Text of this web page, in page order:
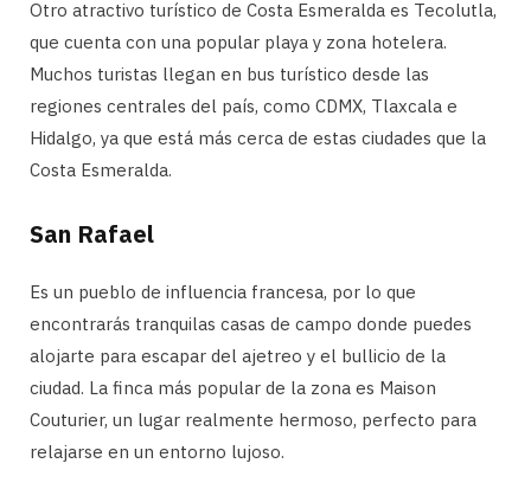
Otro atractivo turístico de Costa Esmeralda es Tecolutla,
que cuenta con una popular playa y zona hotelera.
Muchos turistas llegan en bus turístico desde las
regiones centrales del país, como CDMX, Tlaxcala e
Hidalgo, ya que está más cerca de estas ciudades que la
Costa Esmeralda.
San Rafael
Es un pueblo de influencia francesa, por lo que
encontrarás tranquilas casas de campo donde puedes
alojarte para escapar del ajetreo y el bullicio de la
ciudad. La finca más popular de la zona es Maison
Couturier, un lugar realmente hermoso, perfecto para
relajarse en un entorno lujoso.